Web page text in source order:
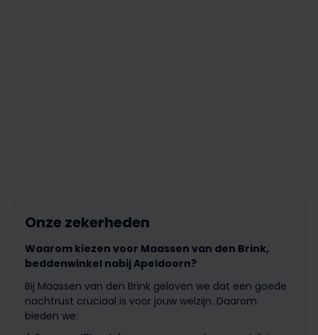
Onze zekerheden
Waarom kiezen voor Maassen van den Brink,
beddenwinkel nabij Apeldoorn?
Bij Maassen van den Brink geloven we dat een goede
nachtrust cruciaal is voor jouw welzijn. Daarom
bieden we: